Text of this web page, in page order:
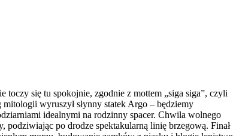
się tu spokojnie, zgodnie z mottem „siga siga”, czyli
wyruszył słynny statek Argo – będziemy
idealnymi na rodzinny spacer. Chwila wolnego
po drodze spektakularną linię brzegową. Finał